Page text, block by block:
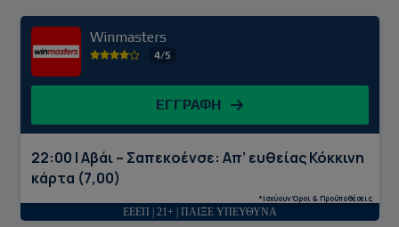
Winmasters
4/5
ΕΓΓΡΑΦΗ
22:00 | Αβάι – Σαπεκοένσε: Απ’ ευθείας Κόκκινη
κάρτα (7,00)
*Ισχύουν Όροι & Προϋποθέσεις
ΕΕΕΠ | 21+ | ΠΑΙΞΕ ΥΠΕΥΘΥΝΑ